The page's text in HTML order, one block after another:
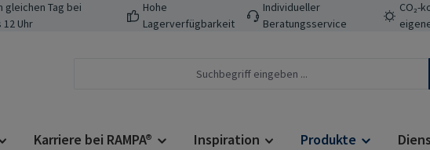
gleichen Tag bei
Uhr
Hohe
Lagerverfügbarkeit
Individueller
Beratungsservice
CO₂-
Karriere bei RAMPA® Inspiration Produkte